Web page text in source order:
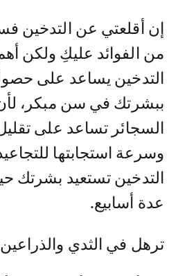
إن أقلعتي عن التدخين
من الفوائد عليكِ ولكن
التدخين يساعد على
ببشرتك في سن مبكر،
السجائر تساعد على
وسرعة استجابتها
التدخين تستعيد بشرتك
عدة أسابيع.
ترهل في الثدي